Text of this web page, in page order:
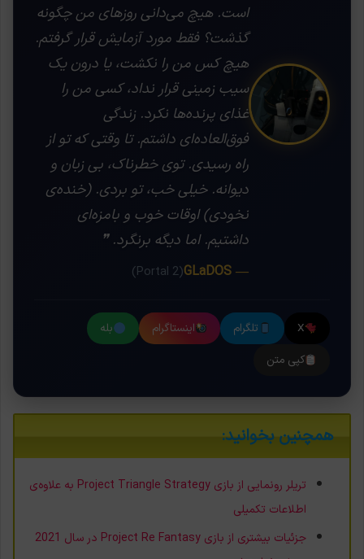
است. هیچ می‌دانی روزهای من چگونه
گذشت؟ فقط مورد آزمایش قرار گرفتم.
هیچ کس من را نکشت، یا درون یک
سیب زمینی قرار نداد، کسی من را
غذای پرنده‌ها نکرد. زندگی
فوق‌العاده‌ای داشتم. تا وقتی که تو از
راه رسیدی. توی خطرناک، بی زبان و
دیوانه. خیلی خب، تو بردی. (خنده‌ی
نخودی) اوقات خوب و بامزه‌ای
داشتیم. اما دیگه برنگرد. ❞
— GLaDOS
(Portal 2)
X تلگرام اینستاگرام
بله
کپی متن
همچنین بخوانید:
تریلر رونمایی از بازی Project Triangle Strategy به علاوه‌ی
اطلاعات تکمیلی
جزئیات بیشتری از بازی Project Re Fantasy در سال 2021